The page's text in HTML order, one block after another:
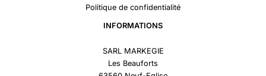
Politique de confidentialité
INFORMATIONS
SARL MARKEGIE
Les Beauforts